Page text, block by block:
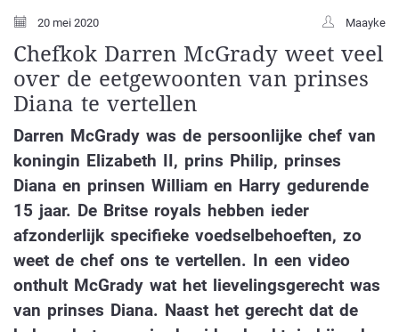
20 mei 2020 Maayke
Chefkok Darren McGrady weet veel
over de eetgewoonten van prinses
Diana te vertellen
Darren McGrady was de persoonlijke chef van
koningin Elizabeth II, prins Philip, prinses
Diana en prinsen William en Harry gedurende
15 jaar. De Britse royals hebben ieder
afzonderlijk specifieke voedselbehoeften, zo
weet de chef ons te vertellen. In een video
onthult McGrady wat het lievelingsgerecht was
van prinses Diana. Naast het gerecht dat de